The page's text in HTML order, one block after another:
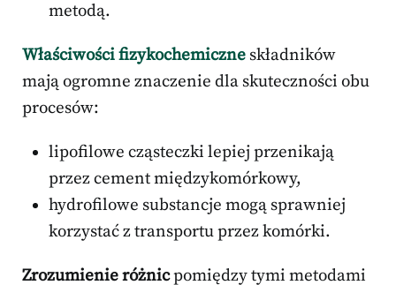
metodą.
Właściwości fizykochemiczne składników
mają ogromne znaczenie dla skuteczności obu
procesów:
lipofilowe cząsteczki lepiej przenikają
przez cement międzykomórkowy,
hydrofilowe substancje mogą sprawniej
korzystać z transportu przez komórki.
Zrozumienie różnicpomiędzy tymi metodami